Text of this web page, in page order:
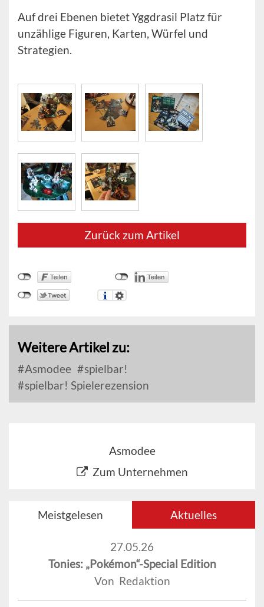
Auf drei Ebenen bietet Yggdrasil Platz für
unzählige Figuren, Karten, Würfel und
Strategien.
Zurück zum Artikel
Weitere Artikel zu:
Asmodee
spielbar!
spielbar! Spielerezension
Asmodee
Zum Unternehmen
Meistgelesen Aktuelles
27.05.26
Tonies: „Pokémon“-Special Edition
Von Redaktion